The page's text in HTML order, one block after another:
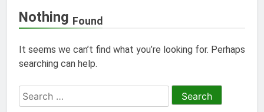
Nothing Found
It seems we can’t find what you’re looking for. Perhaps
searching can help.
Search
for: